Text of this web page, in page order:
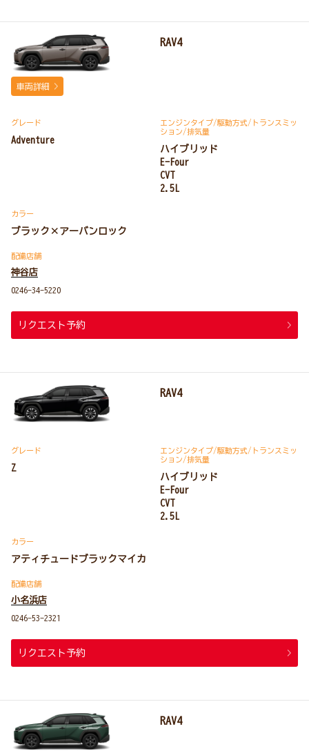
RAV4
車両詳細
グレード
Adventure
エンジンタイプ/駆動方式/ トランスミッ
ション/排気量
ハイブリッド
E-Four
CVT
2.5L
カラー
ブラック×アーバンロック
配備店舗
神谷店
0246-34-5220
リクエスト予約
RAV4
グレード
Z
エンジンタイプ/駆動方式/ トランスミッ
ション/排気量
ハイブリッド
E-Four
CVT
2.5L
カラー
アティチュードブラックマイカ
配備店舗
小名浜店
0246-53-2321
リクエスト予約
RAV4